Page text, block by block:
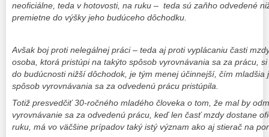
neoficiálne, teda v hotovosti, na ruku – teda sú zaňho odvedené
premietne do výšky jeho budúceho dôchodku.
Avšak boj proti nelegálnej práci – teda aj proti vyplácaniu časti
osoba, ktorá pristúpi na takýto spôsob vyrovnávania sa za prácu,
do budúcnosti nižší dôchodok, je tým menej účinnejší, čím mladšia
spôsob vyrovnávania sa za odvedenú prácu pristúpila.
Totiž presvedčiť 30-ročného mladého človeka o tom, že mal by
vyrovnávanie sa za odvedenú prácu, keď len časť mzdy dostane
ruku, má vo väčšine prípadov taký istý význam ako aj stierač na